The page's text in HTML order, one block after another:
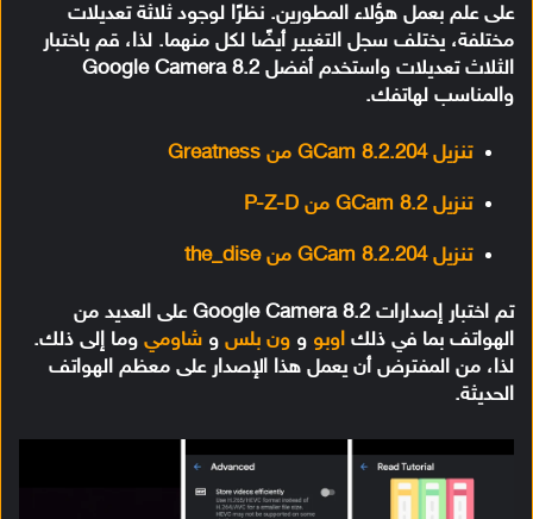
على علم بعمل هؤلاء المطورين. نظرًا لوجود ثلاثة تعديلات
مختلفة، يختلف سجل التغيير أيضًا لكل منهما. لذا، قم باختبار
الثلاث تعديلات واستخدم أفضل Google Camera 8.2
والمناسب لهاتفك.
تنزيل GCam 8.2.204 من Greatness
تنزيل GCam 8.2 من P-Z-D
تنزيل GCam 8.2.204 من the_dise
تم اختبار إصدارات Google Camera 8.2 على العديد من
الهواتف بما في ذلك اوبو و ون بلس و شاومي وما إلى ذلك.
لذا، من المفترض أن يعمل هذا الإصدار على معظم الهواتف
الحديثة.